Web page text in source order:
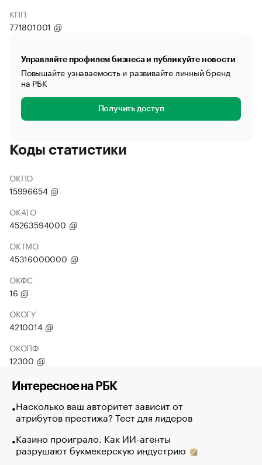
КПП
771801001
Управляйте профилем бизнеса и публикуйте новости
Повышайте узнаваемость и развивайте личный бренд
на РБК
Получить доступ
Коды статистики
ОКПО
15996654
ОКАТО
45263594000
ОКТМО
45316000000
ОКФС
16
ОКОГУ
4210014
ОКОПФ
12300
Интересное на РБК
Насколько ваш авторитет зависит от
атрибутов престижа? Тест для лидеров
Казино проиграло. Как ИИ-агенты
разрушают букмекерскую индустрию